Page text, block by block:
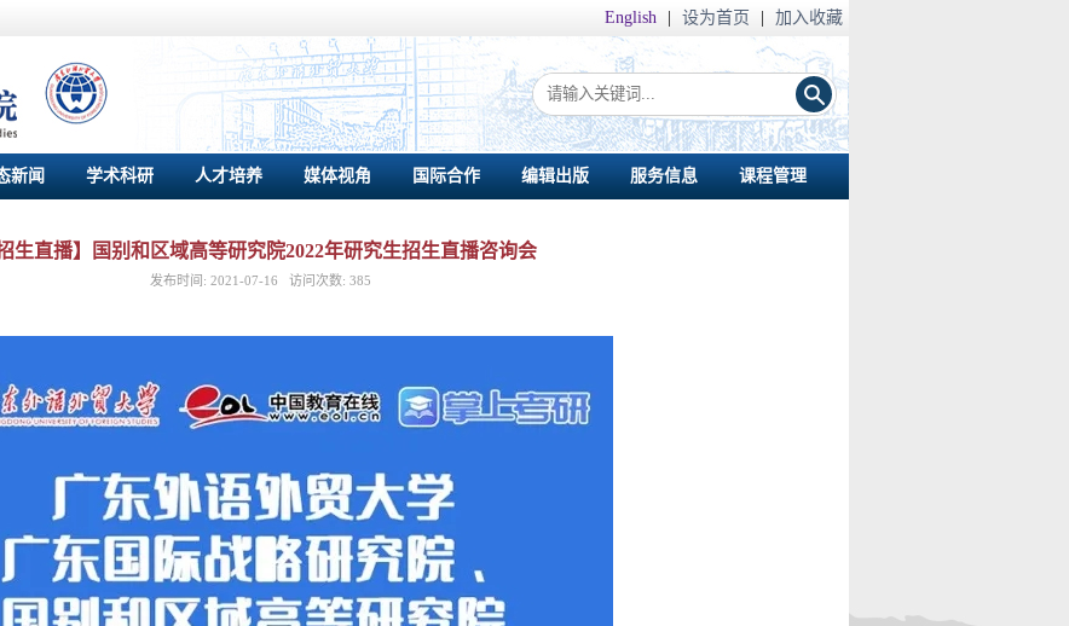
English 设为首页 加入收藏
新闻 学术科研 人才培养 媒体视角 国际合作 编辑出版 服务信息 课程管理
招生直播】国别和区域高等研究院2022年研究生招生直播咨询会
发布时间: 2021-07-16 访问次数: 385